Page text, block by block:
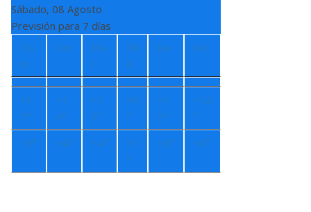
Sábado, 08 Agosto
Previsión para 7 días
Do
m
Lun
Ma
r
Mi
é
Jue Vie
+1
7°
+1
4°
+1
3°
+9
°
+1
2°
+12
°
+5° +4° +4° +7
°
+8° +8°